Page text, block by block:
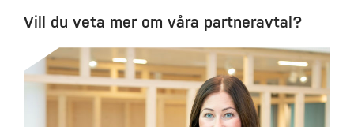
Vill du veta mer om våra partneravtal?